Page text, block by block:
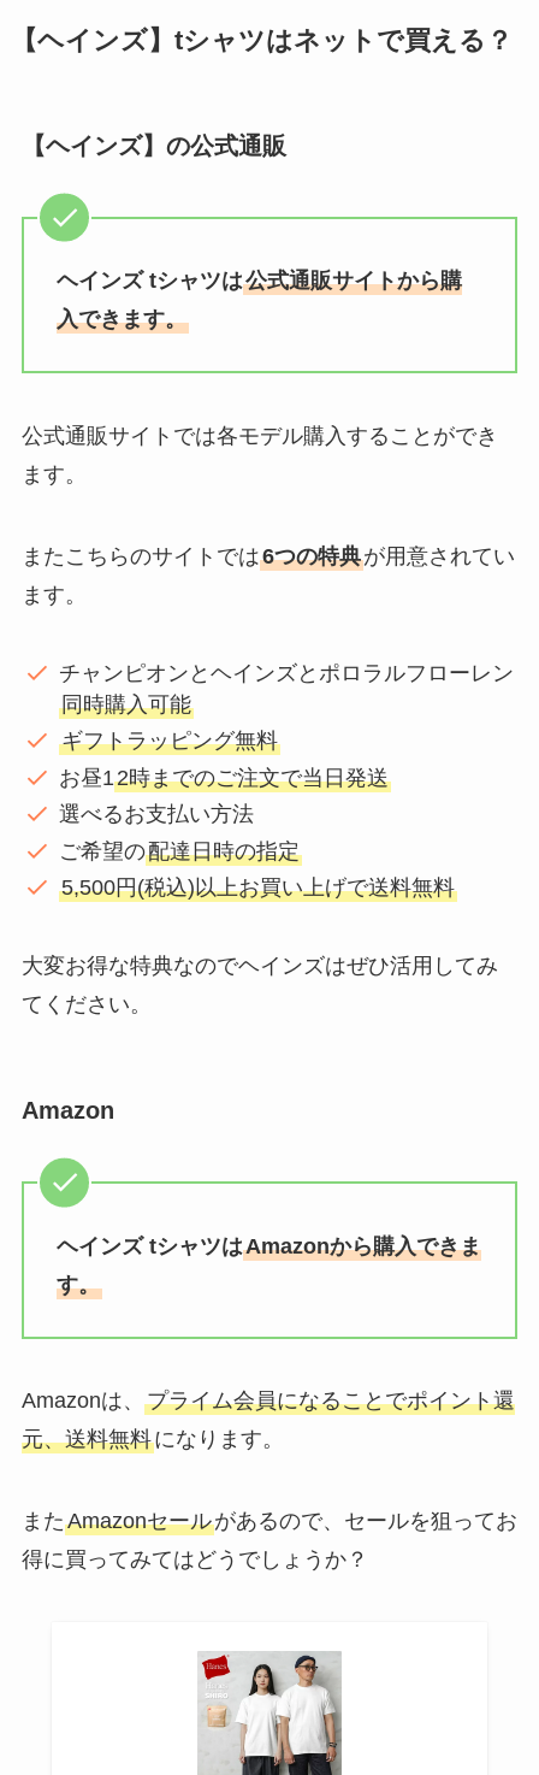
【ヘインズ】tシャツはネットで買える？
【ヘインズ】の公式通販
ヘインズ tシャツは公式通販サイトから購
入できます。
公式通販サイトでは各モデル購入することができ
ます。
またこちらのサイトでは6つの特典が用意されてい
ます。
チャンピオンとヘインズとポロラルフローレン
同時購入可能
ギフトラッピング無料
お昼12時までのご注文で当日発送
選べるお支払い方法
ご希望の配達日時の指定
5,500円(税込)以上お買い上げで送料無料
大変お得な特典なのでヘインズはぜひ活用してみ
てください。
Amazon
ヘインズ tシャツはAmazonから購入できま
す。
Amazonは、 プライム会員になることでポイント還
元、送料無料になります。
またAmazonセールがあるので、セールを狙ってお
得に買ってみてはどうでしょうか？